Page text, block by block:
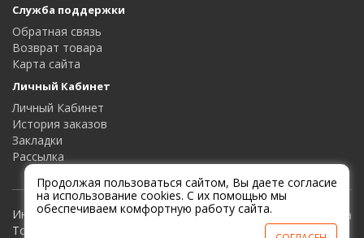
Служба поддержки
Обратная связь
Возврат товара
Карта сайта
Личный Кабинет
Личный Кабинет
История заказов
Закладки
Рассылка
Интернет-магазин Клякса и Мухомор |
Товары для дома и офиса
Продолжая пользоваться сайтом, Вы даете согласие
на использование cookies. С их помощью мы
обеспечиваем комфортную работу сайта.